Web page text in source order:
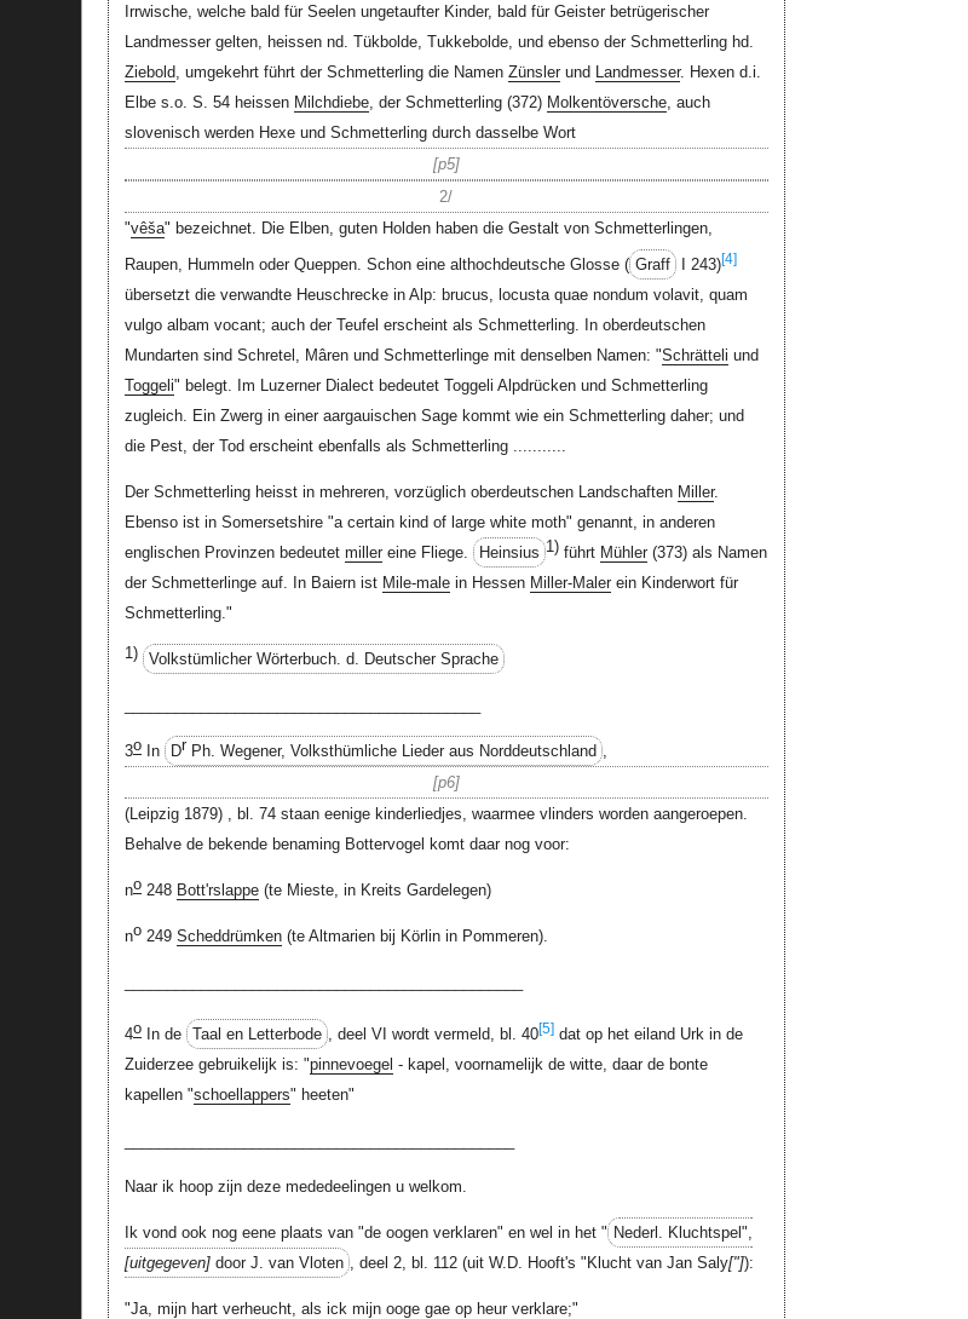
Irrwische, welche bald für Seelen ungetaufter Kinder, bald für Geister betrügerischer
Landmesser gelten, heissen nd. Tükbolde, Tukkebolde, und ebenso der Schmetterling hd.
Ziebold , umgekehrt führt der Schmetterling die Namen Zünslerund Landmesser. Hexen d.i.
Elbe s.o. S. 54 heissen Milchdiebe, der Schmetterling (372) Molkentöversche, auch
slovenisch werden Hexe und Schmetterling durch dasselbe Wort
p5
2/
"vêša" bezeichnet. Die Elben, guten Holden haben die Gestalt von Schmetterlingen,
Raupen, Hummeln oder Queppen. Schon eine althochdeutsche Glosse ( Graff I 243)[4]
übersetzt die verwandte Heuschrecke in Alp: brucus, locusta quae nondum volavit, quam
vulgo albam vocant; auch der Teufel erscheint als Schmetterling. In oberdeutschen
Mundarten sind Schretel, Mâren und Schmetterlinge mit denselben Namen: "Schrätteli und
Toggeli" belegt. Im Luzerner Dialect bedeutet Toggeli Alpdrücken und Schmetterling
zugleich. Ein Zwerg in einer aargauischen Sage kommt wie ein Schmetterling daher; und
die Pest, der Tod erscheint ebenfalls als Schmetterling ...........
Der Schmetterling heisst in mehreren, vorzüglich oberdeutschen Landschaften Miller.
Ebenso ist in Somersetshire "a certain kind of large white moth" genannt, in anderen
englischen Provinzen bedeutet millereine Fliege. Heinsius 1)führt Mühler(373) als Namen
der Schmetterlinge auf. In Baiern ist Mile-malein Hessen Miller-Malerein Kinderwort für
Schmetterling."
1) Volkstümlicher Wörterbuch. d. Deutscher Sprache
3oIn Dr Ph. Wegener, Volksthümliche Lieder aus Norddeutschland ,
p6
(Leipzig 1879) , bl. 74 staan eenige kinderliedjes, waarmee vlinders worden aangeroepen.
Behalve de bekende benaming Bottervogel komt daar nog voor:
no248 Bott'rslappe(te Mieste, in Kreits Gardelegen)
no249 Scheddrümken(te Altmarien bij Körlin in Pommeren).
4oIn de Taal en Letterbode , deel VI wordt vermeld, bl. 40[5]dat op het eiland Urk in de
Zuiderzee gebruikelijk is: "pinnevoegel - kapel, voornamelijk de witte, daar de bonte
kapellen "schoellappers" heeten"
Naar ik hoop zijn deze mededeelingen u welkom.
Ik vond ook nog eene plaats van "de oogen verklaren" en wel in het " Nederl. Kluchtspel",
uitgegeven door J. van Vloten , deel 2, bl. 112 (uit W.D. Hooft's "Klucht van Jan Saly " ):
"Ja, mijn hart verheucht, als ick mijn ooge gae op heur verklare;"